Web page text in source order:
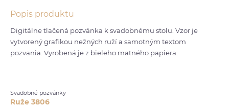
Popis produktu
Digitálne tlačená pozvánka k svadobnému stolu. Vzor je
vytvorený grafikou nežných ruží a samotným textom
pozvania. Vyrobená je z bieleho matného papiera.
Svadobné pozvánky
Ruže 3806